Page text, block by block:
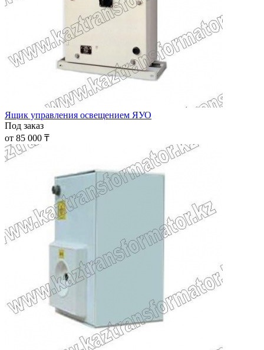
Ящик управления освещением ЯУО
Под заказ
от 85 000 ₸